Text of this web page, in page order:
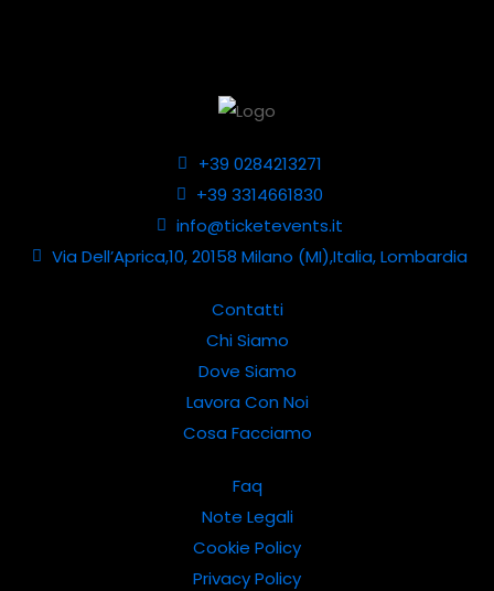
+39 0284213271
+39 3314661830
info@ticketevents.it
Via Dell’Aprica,10, 20158 Milano (MI),Italia, Lombardia
Contatti
Chi Siamo
Dove Siamo
Lavora Con Noi
Cosa Facciamo
Faq
Note Legali
Cookie Policy
Privacy Policy